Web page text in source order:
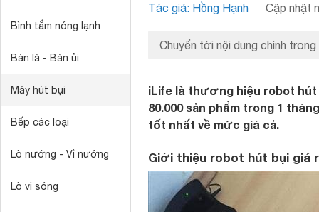
Bình tắm nóng lạnh
Bàn là - Bàn ủi
Máy hút bụi
Bếp các loại
Lò nướng - Vỉ nướng
Lò vi sóng
Tác giả: Hồng Hạnh Cập nhật
Chuyển tới nội dung chính trong
iLife là thương hiệu robot
80.000 sản phẩm trong 1
tốt nhất về mức giá cả.
Giới thiệu robot hút bụi giá